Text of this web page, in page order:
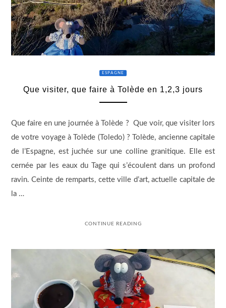
ESPAGNE
Que visiter, que faire à Tolède en 1,2,3 jours
Que faire en une journée à Tolède ? Que voir, que visiter lors
de votre voyage à Tolède (Toledo) ? Tolède, ancienne capitale
de l’Espagne, est juchée sur une colline granitique. Elle est
cernée par les eaux du Tage qui s’écoulent dans un profond
ravin. Ceinte de remparts, cette ville d’art, actuelle capitale de
la …
CONTINUE READING